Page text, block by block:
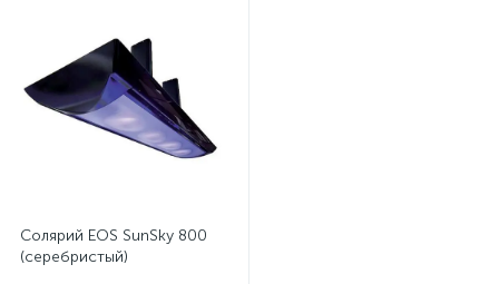
Солярий EOS SunSky 800
(серебристый)